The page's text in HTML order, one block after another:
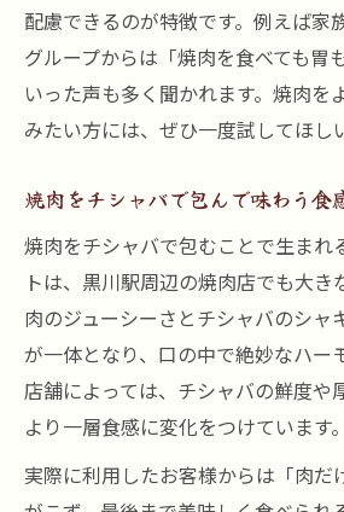
黒川駅周辺で焼肉を満喫する
焼肉を楽しむならチシャ
焼肉店選びで注目すべき
焼肉の満足度を上げるチ
焼肉とチシャバで黒川駅周
焼肉体験を充実させるチシ
ジューシーな焼肉とチシャバ
焼肉のジューシーさをチ
体験
焼肉とチシャバの食感バラ
う
焼肉をチシャバと一緒に
配慮できるのが特徴です。例えば家
グループからは「焼肉を食べても胃
いった声も多く聞かれます。焼肉を
みたい方には、ぜひ一度試してほし
焼肉をチシャバで包んで味わう食
焼肉をチシャバで包むことで生まれ
トは、黒川駅周辺の焼肉店でも大き
肉のジューシーさとチシャバのシャ
が一体となり、口の中で絶妙なハー
店舗によっては、チシャバの鮮度や
より一層食感に変化をつけています。
実際に利用したお客様からは「肉だ